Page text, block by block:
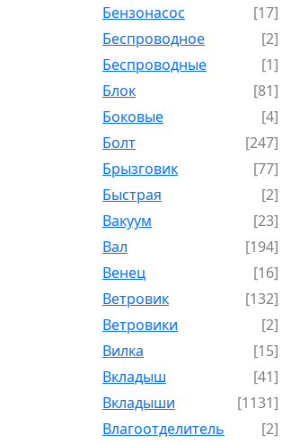
Бензонасос
[17]
Беспроводное
[2]
Беспроводные
[1]
Блок
[81]
Боковые
[4]
Болт
[247]
Брызговик
[77]
Быстрая
[2]
Вакуум
[23]
Вал
[194]
Венец
[16]
Ветровик
[132]
Ветровики
[2]
Вилка
[15]
Вкладыш
[41]
Вкладыши
[1131]
Влагоотделитель
[2]